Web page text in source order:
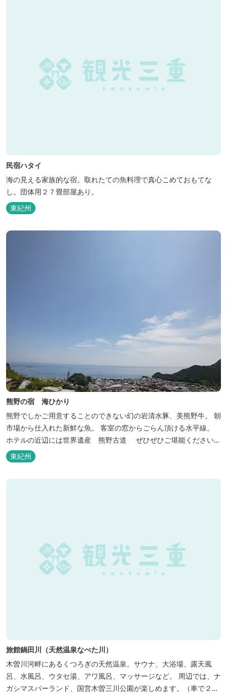
民宿ハタイ
海の見える家族的な宿。取れたての魚料理で真心こめておもてな
し。団体用２７畳部屋あり。
東紀州
熊野の宿 海ひかり
熊野でしかご用意することのできない幻の岩清水豚、美熊野牛。 朝
市場から仕入れた新鮮な魚。 客室の窓からごらん頂ける水平線。
ホテルの近辺には世界遺産 熊野古道 ぜひぜひご堪能くださいま
せ。
東紀州
旅館鍋田川（天然温泉なべた川）
木曽川河畔にあるくつろぎの天然温泉。サウナ、大浴場、露天風
呂、水風呂、ウタセ湯、アワ風呂、マッサージなど。 周辺では、ナ
ガシマスパーランド、国営木曽三川公園が楽しめます。（車で２０